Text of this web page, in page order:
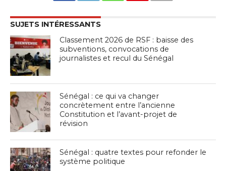
SUJETS INTÉRESSANTS
Classement 2026 de RSF : baisse des
subventions, convocations de
journalistes et recul du Sénégal
Sénégal : ce qui va changer
concrètement entre l’ancienne
Constitution et l’avant-projet de
révision
Sénégal : quatre textes pour refonder le
système politique